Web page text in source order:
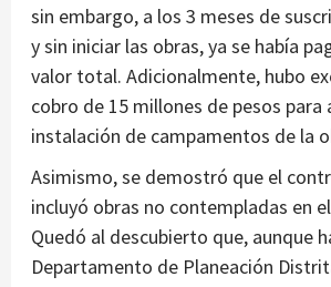
sin embargo, a los 3 meses de
y sin iniciar las obras, ya se había
valor total. Adicionalmente, hubo
cobro de 15 millones de pesos para
instalación de campamentos de la
Asimismo, se demostró que el
incluyó obras no contempladas en
Quedó al descubierto que, aunque
Departamento de Planeación